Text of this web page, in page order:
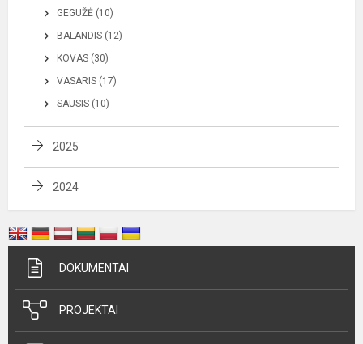
GEGUŽĖ (10)
BALANDIS (12)
KOVAS (30)
VASARIS (17)
SAUSIS (10)
2025
2024
DOKUMENTAI
PROJEKTAI